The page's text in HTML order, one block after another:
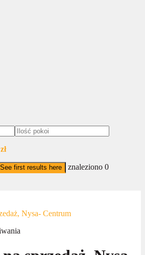
See first results here znaleziono 0
Nysa- Centrum